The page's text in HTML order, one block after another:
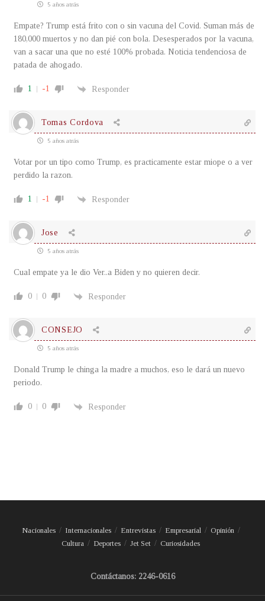
5 años atrás
Empate? Trump está frito con o sin vacuna del Covid. Suman más de
180,000 muertos y no dan pié con bola. Desesperados por la vacuna,
van a sacar una que no esté 100% probada. Noticia tendenciosa de
patada de ahogado.
1 -1 Responder
Tomas Cordova
5 años atrás
Votar por un tipo como Trump, es practicamente estar miope o a ver
perdido la razon.
1 -1 Responder
Jose
5 años atrás
Cual empate ya le dio Ver..a Biden y no quieren decir.
0 0 Responder
CONSEJO
5 años atrás
Donald Trump le chinga la madre a muchos, eso le dará un nuevo
periodo.
0 0 Responder
Nacionales Internacionales Entrevistas Empresarial
Opinión
Cultura
Deportes Jet Set Curiosidades
Contáctanos: 2246-0616